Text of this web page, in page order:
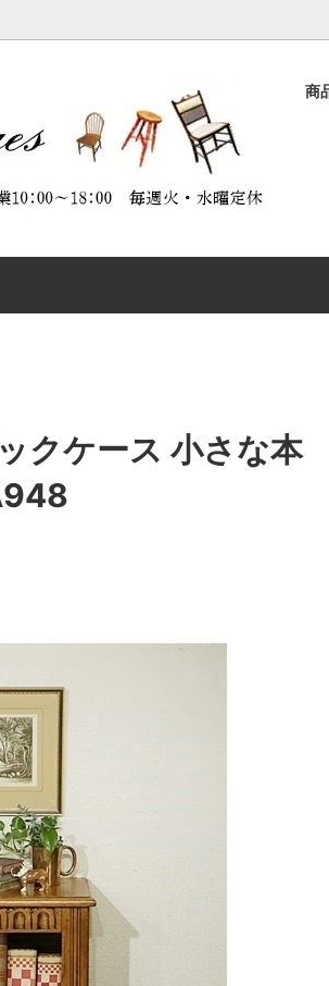
商
DESK
CHAIR
OTHER FURNITURE
特別割引商品
ンテナンスに
ABOUT ANTIQUES（
について）
クケース 小さな本